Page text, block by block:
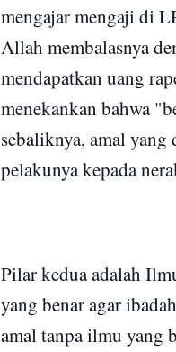
mengajar mengaji di
Allah membalasnya
mendapatkan uang
menekankan bahwa
sebaliknya, amal
pelakunya kepada
Pilar kedua adalah
yang benar agar
amal tanpa ilmu yang